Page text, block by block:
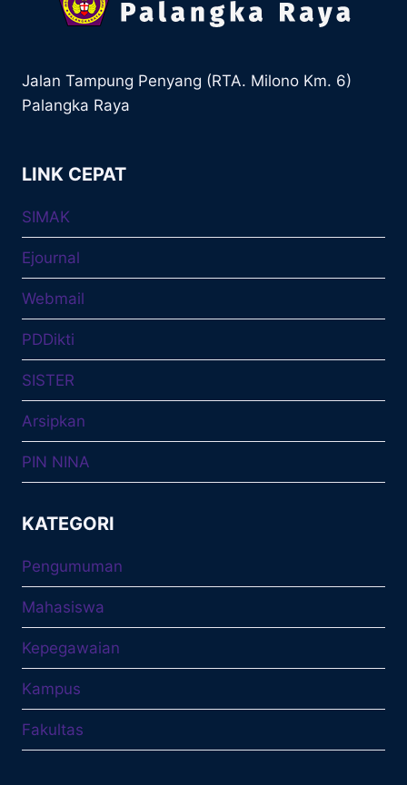
Jalan Tampung Penyang (RTA. Milono Km. 6)
Palangka Raya
LINK CEPAT
SIMAK
Ejournal
Webmail
PDDikti
SISTER
Arsipkan
PIN NINA
KATEGORI
Pengumuman
Mahasiswa
Kepegawaian
Kampus
Fakultas